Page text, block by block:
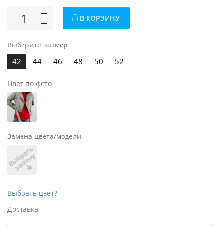
В КОРЗИНУ
Выберите размер
42 44 46 48 50 52
Цвет по фото
Замена цвета/модели
В
ы
б
р
а
т
ь
з
а
м
е
н
у
Выбрать цвет?
Доставка